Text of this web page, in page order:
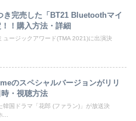
き完売した「BT21 Bluetoothマイ
！購入方法・詳細
ュージックアワード(TMA 2021)に出演決
のスペシャルバージョンがリリ
・視聴方法
韓国ドラマ「花郎 (ファラン)」が放送決
...